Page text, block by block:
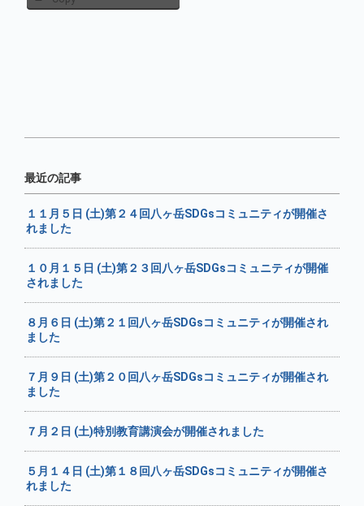
最近の記事
１１月５日 (土)第２４回八ヶ岳SDGsコミュニティが開催さ
れました
１０月１５日 (土)第２３回八ヶ岳SDGsコミュニティが開催
されました
８月６日 (土)第２１回八ヶ岳SDGsコミュニティが開催され
ました
７月９日 (土)第２０回八ヶ岳SDGsコミュニティが開催され
ました
７月２日 (土)特別教育講演会が開催されました
５月１４日 (土)第１８回八ヶ岳SDGsコミュニティが開催さ
れました